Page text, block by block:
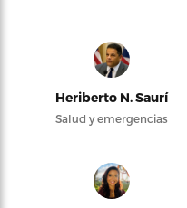
Heriberto N. Saurí
Salud y emergencias